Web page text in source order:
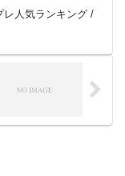
レ人気ランキング /